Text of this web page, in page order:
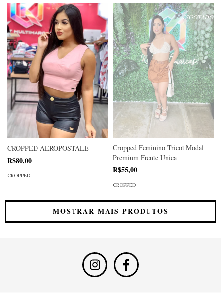
CROPPED AEROPOSTALE
R$80,00
CROPPED
ESGOTADO
Cropped Feminino Tricot Modal
Premium Frente Unica
R$55,00
CROPPED
MOSTRAR MAIS PRODUTOS